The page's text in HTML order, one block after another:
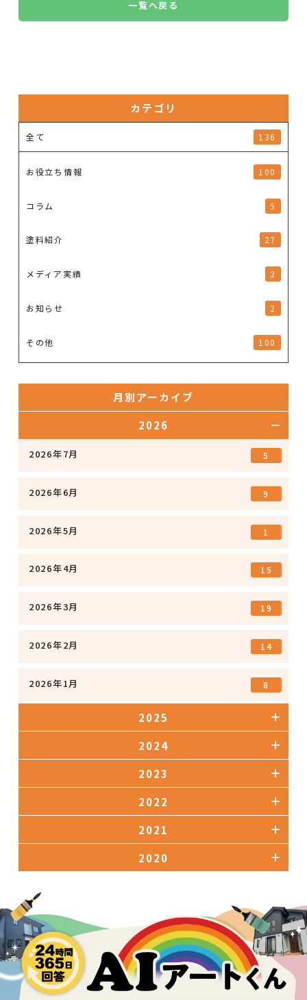
一覧へ戻る
カテゴリ
全て 136
お役立ち情報 100
コラム 5
塗料紹介 27
メディア実績 2
お知らせ 2
その他 100
月別アーカイブ
2026
2026年7月 5
2026年6月 9
2026年5月 1
2026年4月 15
2026年3月 19
2026年2月 14
2026年1月 8
2025
2024
2023
2022
2021
2020